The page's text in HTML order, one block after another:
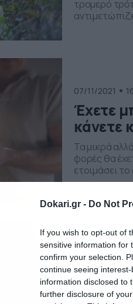
Dokari.gr - Do Not
If you wish to opt-out of
sensitive information for
confirm your selection.
continue seeing
information disclosed to
further disclosure of
τρομερό
07/11/2021
Έχετε
κάνετε
Τα μικρά
φορές θα
ετοιμάσει
αλλά
μεγάλη
31/10/2021
στην